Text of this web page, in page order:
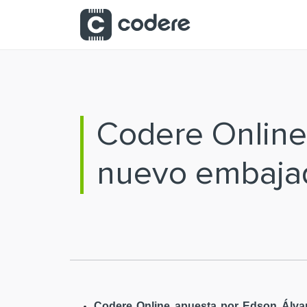
Saltar al contenido principal
Codere
nuevo